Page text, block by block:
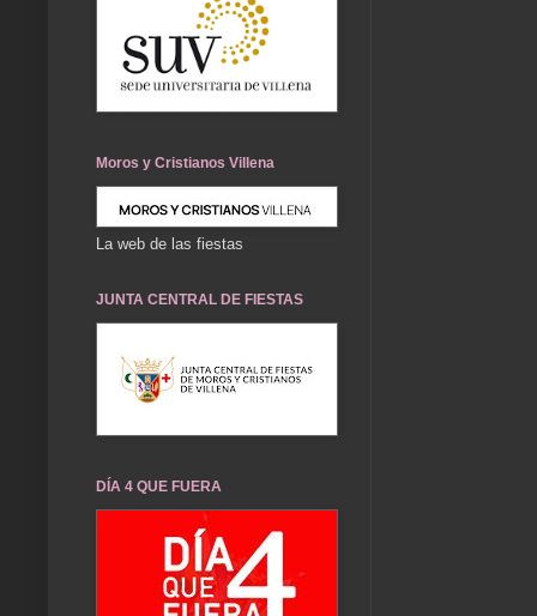
Moros y Cristianos Villena
La web de las fiestas
JUNTA CENTRAL DE FIESTAS
DÍA 4 QUE FUERA